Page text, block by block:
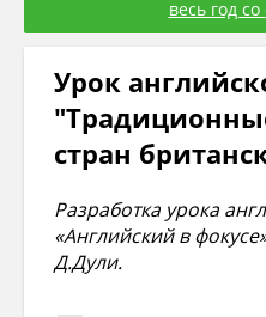
весь год
Урок
стран
Разработка урока
«Английский в
Д.Дули.